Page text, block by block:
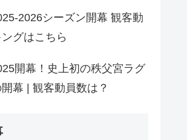
2026シーズン開幕 観客動
グはこちら
開幕！史上初の秩父宮ラグ
幕 | 観客動員数は？